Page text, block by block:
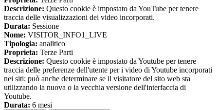
Descrizione: Questo cookie è impostato da YouTube per tenere
traccia delle visualizzazioni dei video incorporati.
Durata: Sessione
Nome: VISITOR_INFO1_LIVE
Tipologia: analitico
Proprieta: Terze Parti
Descrizione: Questo cookie è impostato da Youtube per tenere
traccia delle preferenze dell'utente per i video di Youtube incorporati
nei siti; può anche determinare se il visitatore del sito web sta
utilizzando la nuova o la vecchia versione dell'interfaccia di
Youtube.
Durata: 6 mesi